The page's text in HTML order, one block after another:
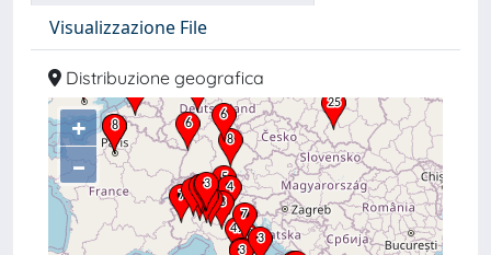
Visualizzazione File
Distribuzione geografica
+
–